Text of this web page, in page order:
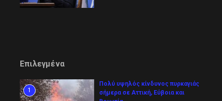
Επιλεγμένα
1
Πολύ υψηλός κίνδυνος πυρκαγιάς
σήμερα σε Αττική, Εύβοια και